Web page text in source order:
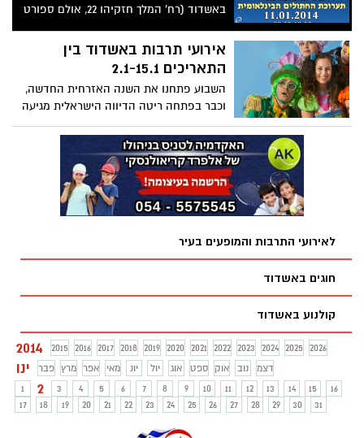
באשדוד (רח' המלך חזקיהו 22, אולם ספורט
כולל חתולי בית לא גזעיים.
אירועי תרבות באשדוד בין
התאריכים 2.1-15.1
השבוע פתחנו את השנה האזרחית החדשה,
וכבר בפתחה ריטה הדיווה הישראלית מגיעה
למשכן* ערב מיוחד לזכרו של אריק איינשטין
יתקיים במוצ"ש הקרוב במשכן לאמנויות
הבמה * לאחר שנים רבות של פעילות ויצירה
אמנותית בארץ ובעולם, ריימונד אבקסיס חוגג
שבעים * מני עוזרי מגיע לאשדוד למופע סטנד
אפ מקורי, מרענן ונקי מגסויות * חנה לסלאו
במופע בידור חדש החמישי במספר "לסלאו
לא נחה"
לאירועי התרבות והמופעים בעיר
חוגים באשדוד
קולנוע באשדוד
2014 2015 2016 2017 2018 2019 2020 2021 2022 2023 2024 2025 2026
ינו פבר מרץ אפר מאי יונ יול אוג ספט אוק נוב
דצמ
1
2 3 4 5 6 7 8 9 10 11 12 13 14 15
16
17
18 19 20 21 22 23 24 25 26 27 28 29 30 31